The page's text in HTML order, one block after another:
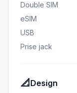
Double SIM
eSIM
USB
Prise jack
📐 Design